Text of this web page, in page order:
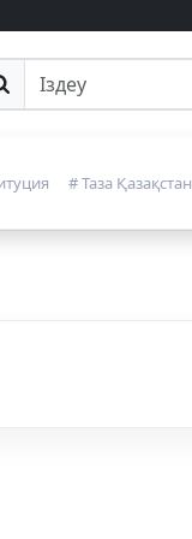
іздеу
# Таза Қазақстан